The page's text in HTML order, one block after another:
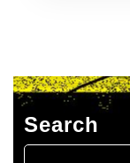
Search
Buscar: